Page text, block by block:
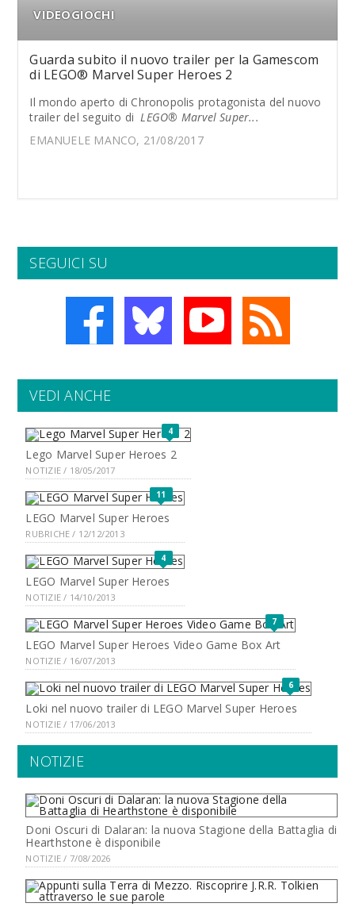
VIDEOGIOCHI
Guarda subito il nuovo trailer per la Gamescom
di LEGO® Marvel Super Heroes 2
Il mondo aperto di Chronopolis protagonista del nuovo
trailer del seguito diLEGO® Marvel Super...
EMANUELE MANCO, 21/08/2017
SEGUICI SU
VEDI ANCHE
4
Lego Marvel Super Heroes 2
NOTIZIE / 18/05/2017
11
LEGO Marvel Super Heroes
RUBRICHE / 12/12/2013
4
LEGO Marvel Super Heroes
NOTIZIE / 14/10/2013
7
LEGO Marvel Super Heroes Video Game Box Art
NOTIZIE / 16/07/2013
6
Loki nel nuovo trailer di LEGO Marvel Super Heroes
NOTIZIE / 17/06/2013
NOTIZIE
Doni Oscuri di Dalaran: la nuova Stagione della Battaglia di
Hearthstone è disponibile
NOTIZIE / 7/08/2026